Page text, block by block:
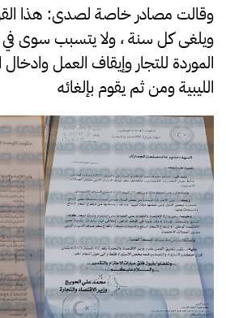
وقالت مصادر خاصة لصدى: هذا
ويلغى كل سنة ، ولا يتسبب سوى في
الموردة للتجار وإيقاف العمل وادخال
الليبية ومن ثم يقوم بإلغائه